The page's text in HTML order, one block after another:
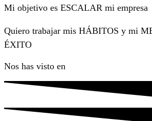
Mi objetivo es ESCALAR mi empresa
Quiero trabajar mis HÁBITOS y mi
ÉXITO
Nos has visto en